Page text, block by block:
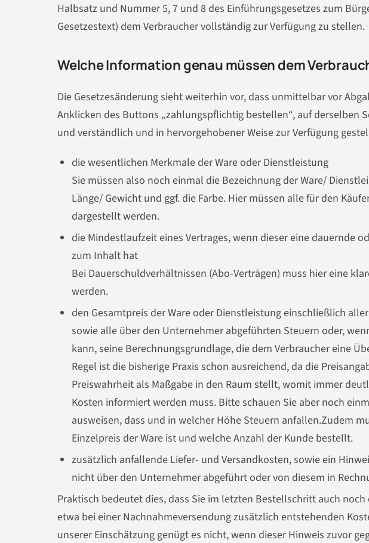
Halbsatz und Nummer 5, 7 und 8 des Einführungsgesetzes zum
Gesetzestext) dem Verbraucher vollständig zur Verfügung zu stellen.
Welche Information genau müssen dem
Die Gesetzesänderung sieht weiterhin vor, dass unmittelbar vor
Anklicken des Buttons „zahlungspflichtig bestellen“, auf derselben
und verständlich und in hervorgehobener Weise zur Verfügung
die wesentlichen Merkmale der Ware oder Dienstleistung
Sie müssen also noch einmal die Bezeichnung der Ware/
Länge/ Gewicht und ggf. die Farbe. Hier müssen alle für den
dargestellt werden.
die Mindestlaufzeit eines Vertrages, wenn dieser eine dauernde
zum Inhalt hat
Bei Dauerschuldverhältnissen (Abo-Verträgen) muss hier eine
werden.
den Gesamtpreis der Ware oder Dienstleistung einschließlich
sowie alle über den Unternehmer abgeführten Steuern oder,
kann, seine Berechnungsgrundlage, die dem Verbraucher eine
Regel ist die bisherige Praxis schon ausreichend, da die
Preiswahrheit als Maßgabe in den Raum stellt, womit immer
Kosten informiert werden muss. Bitte schauen Sie aber noch
ausweisen, dass und in welcher Höhe Steuern anfallen.Zudem
Einzelpreis der Ware ist und welche Anzahl der Kunde bestellt.
zusätzlich anfallende Liefer- und Versandkosten, sowie ein
nicht über den Unternehmer abgeführt oder von diesem in
Praktisch bedeutet dies, dass Sie im letzten Bestellschritt auch
etwa bei einer Nachnahmeversendung zusätzlich entstehenden
unserer Einschätzung genügt es nicht, wenn dieser Hinweis zuvor